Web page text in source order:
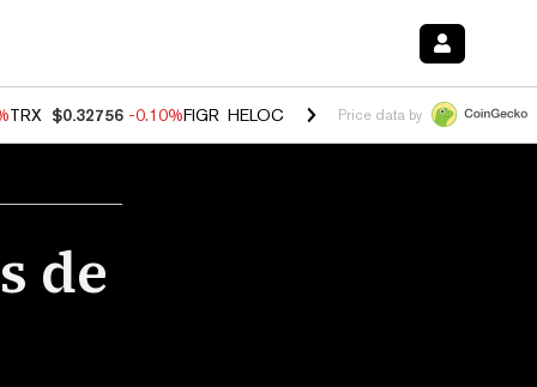
TRX $0.32756 -0.10%FIGR_HELOC $1.035 0.20%HYPE $55.63 -
Price data by
de